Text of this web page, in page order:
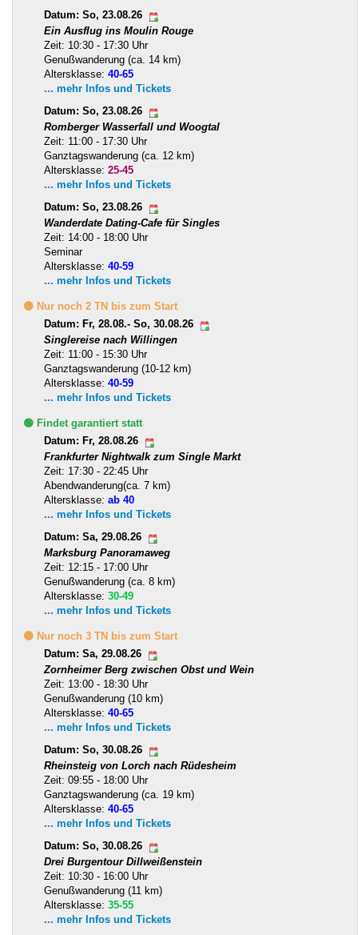
Datum: So, 23.08.26
Ein Ausflug ins Moulin Rouge
Zeit: 10:30 - 17:30 Uhr
Genußwanderung (ca. 14 km)
Altersklasse: 40-65
... mehr Infos und Tickets
Datum: So, 23.08.26
Romberger Wasserfall und Woogtal
Zeit: 11:00 - 17:30 Uhr
Ganztagswanderung (ca. 12 km)
Altersklasse: 25-45
... mehr Infos und Tickets
Datum: So, 23.08.26
Wanderdate Dating-Cafe für Singles
Zeit: 14:00 - 18:00 Uhr
Seminar
Altersklasse: 40-59
... mehr Infos und Tickets
🟡 Nur noch 2 TN bis zum Start
Datum: Fr, 28.08.- So, 30.08.26
Singlereise nach Willingen
Zeit: 11:00 - 15:30 Uhr
Ganztagswanderung (10-12 km)
Altersklasse: 40-59
... mehr Infos und Tickets
🟢 Findet garantiert statt
Datum: Fr, 28.08.26
Frankfurter Nightwalk zum Single Markt
Zeit: 17:30 - 22:45 Uhr
Abendwanderung(ca. 7 km)
Altersklasse: ab 40
... mehr Infos und Tickets
Datum: Sa, 29.08.26
Marksburg Panoramaweg
Zeit: 12:15 - 17:00 Uhr
Genußwanderung (ca. 8 km)
Altersklasse: 30-49
... mehr Infos und Tickets
🟡 Nur noch 3 TN bis zum Start
Datum: Sa, 29.08.26
Zornheimer Berg zwischen Obst und Wein
Zeit: 13:00 - 18:30 Uhr
Genußwanderung (10 km)
Altersklasse: 40-65
... mehr Infos und Tickets
Datum: So, 30.08.26
Rheinsteig von Lorch nach Rüdesheim
Zeit: 09:55 - 18:00 Uhr
Ganztagswanderung (ca. 19 km)
Altersklasse: 40-65
... mehr Infos und Tickets
Datum: So, 30.08.26
Drei Burgentour Dillweißenstein
Zeit: 10:30 - 16:00 Uhr
Genußwanderung (11 km)
Altersklasse: 35-55
... mehr Infos und Tickets